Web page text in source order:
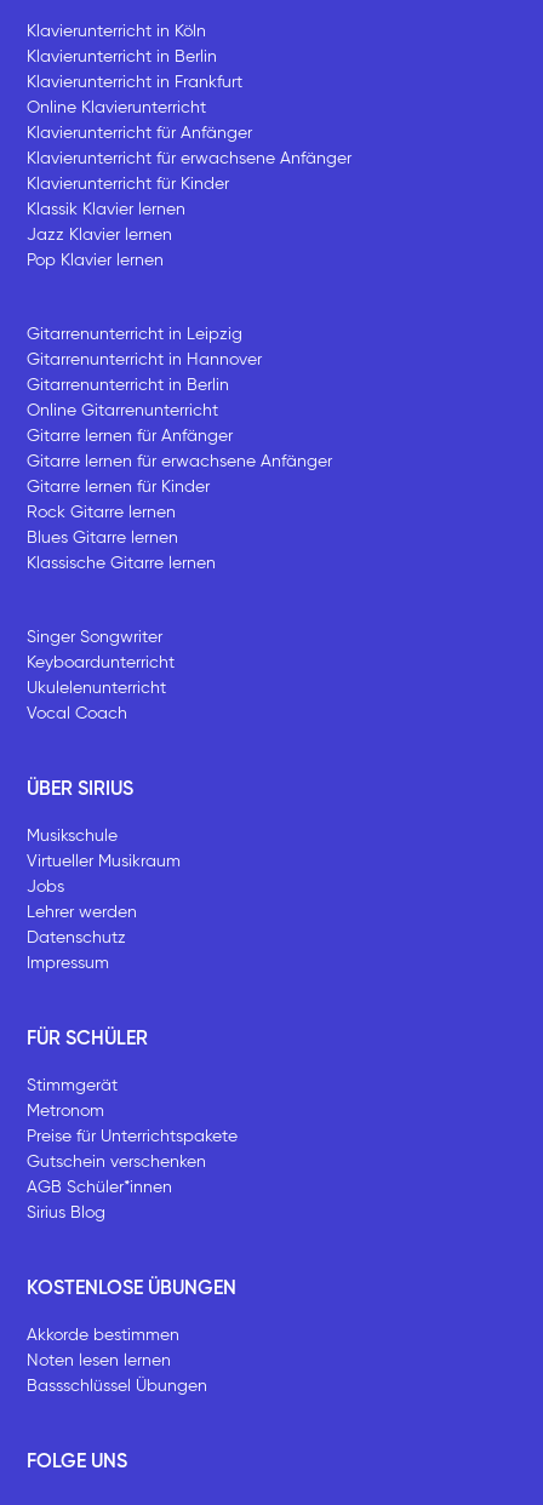
Klavierunterricht in Köln
Klavierunterricht in Berlin
Klavierunterricht in Frankfurt
Online Klavierunterricht
Klavierunterricht für Anfänger
Klavierunterricht für erwachsene Anfänger
Klavierunterricht für Kinder
Klassik Klavier lernen
Jazz Klavier lernen
Pop Klavier lernen
Gitarrenunterricht in Leipzig
Gitarrenunterricht in Hannover
Gitarrenunterricht in Berlin
Online Gitarrenunterricht
Gitarre lernen für Anfänger
Gitarre lernen für erwachsene Anfänger
Gitarre lernen für Kinder
Rock Gitarre lernen
Blues Gitarre lernen
Klassische Gitarre lernen
Singer Songwriter
Keyboardunterricht
Ukulelenunterricht
Vocal Coach
ÜBER SIRIUS
Musikschule
Virtueller Musikraum
Jobs
Lehrer werden
Datenschutz
Impressum
FÜR SCHÜLER
Stimmgerät
Metronom
Preise für Unterrichtspakete
Gutschein verschenken
AGB Schüler*innen
Sirius Blog
KOSTENLOSE ÜBUNGEN
Akkorde bestimmen
Noten lesen lernen
Bassschlüssel Übungen
FOLGE UNS